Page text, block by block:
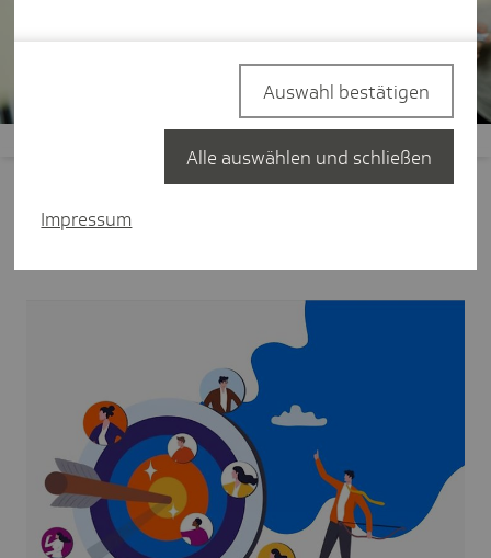
Wer sind die spannendsten Arbeitgeber
Impressum
Auswahl bestätigen
Alle auswählen und schließen